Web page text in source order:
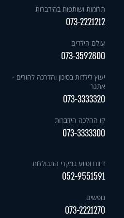
תרומות ושותפות בהידברות
073-2221212
עולם הילדים
073-3592800
יעוץ לילדות בסיכון והדרכה להורים -
אתגר
073-3333320
קו ההלכה הידברות
073-3333300
דיווח וסיוע במקרי התבוללות
052-9551591
נופשים
073-2221270